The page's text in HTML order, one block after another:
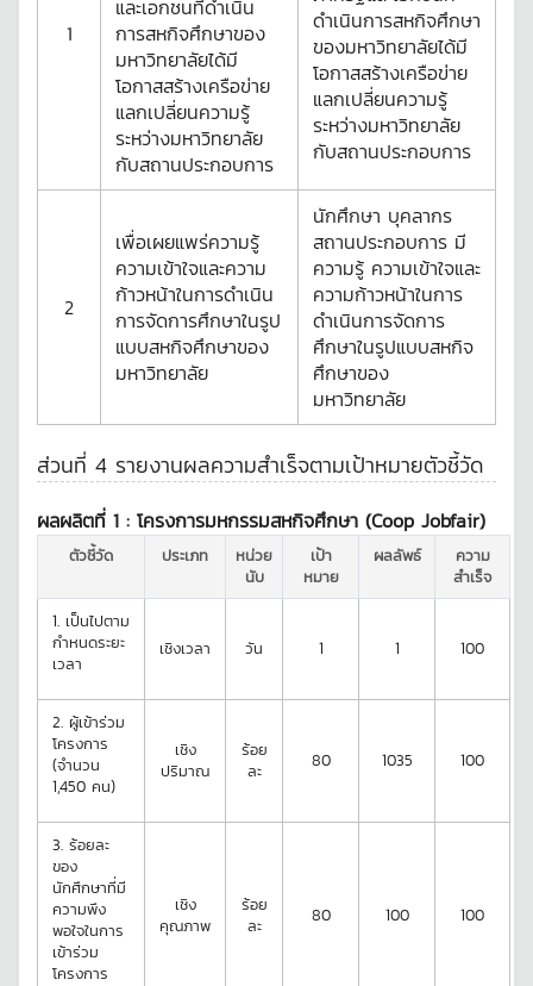
1
และเอกชนที่ดำเนิน
การสหกิจศึกษาของ
มหาวิทยาลัยได้มี
โอกาสสร้างเครือข่าย
แลกเปลี่ยนความรู้
ระหว่างมหาวิทยาลัย
กับสถานประกอบการ
ดำเนินการสหกิจศึกษา
ของมหาวิทยาลัยได้มี
โอกาสสร้างเครือข่าย
แลกเปลี่ยนความรู้
ระหว่างมหาวิทยาลัย
กับสถานประกอบการ
2
เพื่อเผยแพร่ความรู้
ความเข้าใจและความ
ก้าวหน้าในการดำเนิน
การจัดการศึกษาในรูป
แบบสหกิจศึกษาของ
มหาวิทยาลัย
นักศึกษา บุคลากร
สถานประกอบการ มี
ความรู้ ความเข้าใจและ
ความก้าวหน้าในการ
ดำเนินการจัดการ
ศึกษาในรูปแบบสหกิจ
ศึกษาของ
มหาวิทยาลัย
ส่วนที่ 4 รายงานผลความสำเร็จตามเป้าหมายตัวชี้วัด
ผลผลิตที่ 1 : โครงการมหกรรมสหกิจศึกษา (Coop Jobfair)
ตัวชี้วัด ประเภท
หน่วย
นับ
เป้า
หมาย
ผลลัพธ์
ความ
สำเร็จ
1. เป็นไปตาม
กำหนดระยะ
เวลา
เชิงเวลา วัน 1 1 100
2. ผู้เข้าร่วม
โครงการ
(จำนวน
1,450 คน)
เชิง
ปริมาณ
ร้อย
ละ
80 1035 100
3. ร้อยละ
ของ
นักศึกษาที่มี
ความพึง
พอใจในการ
เข้าร่วม
โครงการ
เชิง
คุณภาพ
ร้อย
ละ
80 100 100